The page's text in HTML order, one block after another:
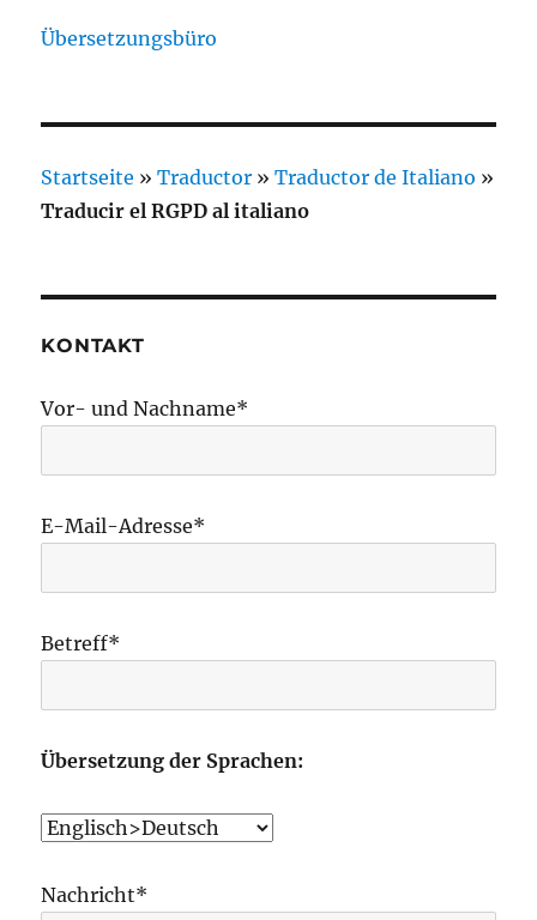
Übersetzungsbüro
Startseite »Traductor »Traductor de Italiano »
Traducir el RGPD al italiano
KONTAKT
Vor- und Nachname*
E-Mail-Adresse*
Betreff*
Übersetzung der Sprachen:
Nachricht*